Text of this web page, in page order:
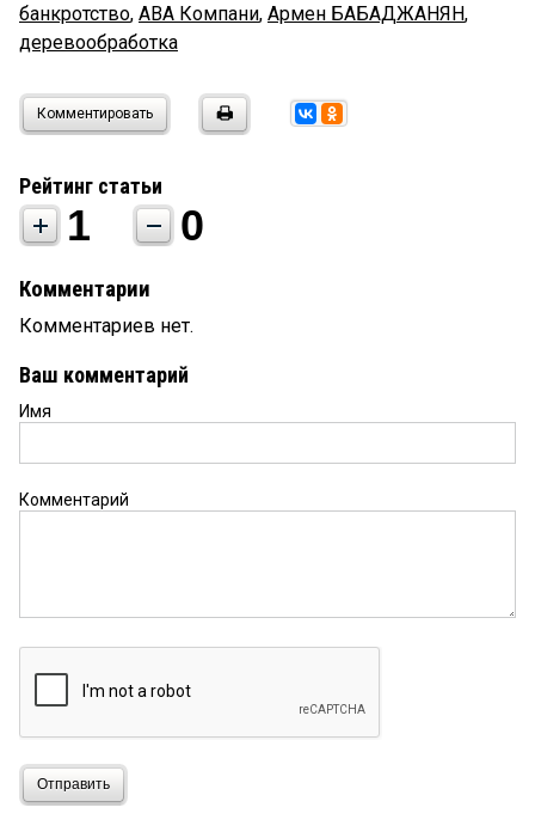
банкротство, АВА Компани, Армен БАБАДЖАНЯН,
деревообработка
Комментировать
Рейтинг статьи
1 0
Комментарии
Комментариев нет.
Ваш комментарий
Имя
Комментарий
Отправить